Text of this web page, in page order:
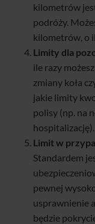
kilometrów
podróży.
kilometrów, o
Limity dla
ile razy
zmiany koła
jakie limity
polisy (np. na
hospitalizację).
Limit w
Standardem
pewnej
usprawnienie
będzie